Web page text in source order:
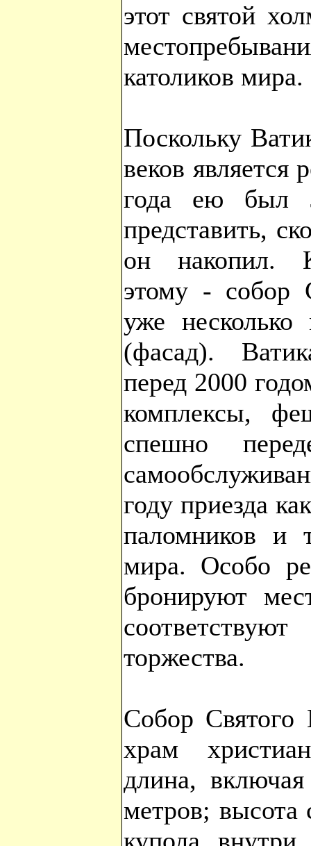
этот святой
католиков мира.
Поскольку
веков является
года ею был
представить,
он накопил.
этому - собор
уже несколько
(фасад).
перед 2000
комплексы,
спешно
году приезда
паломников и
мира. Особо
бронируют
торжества.
Собор
храм
длина,
метров; высота